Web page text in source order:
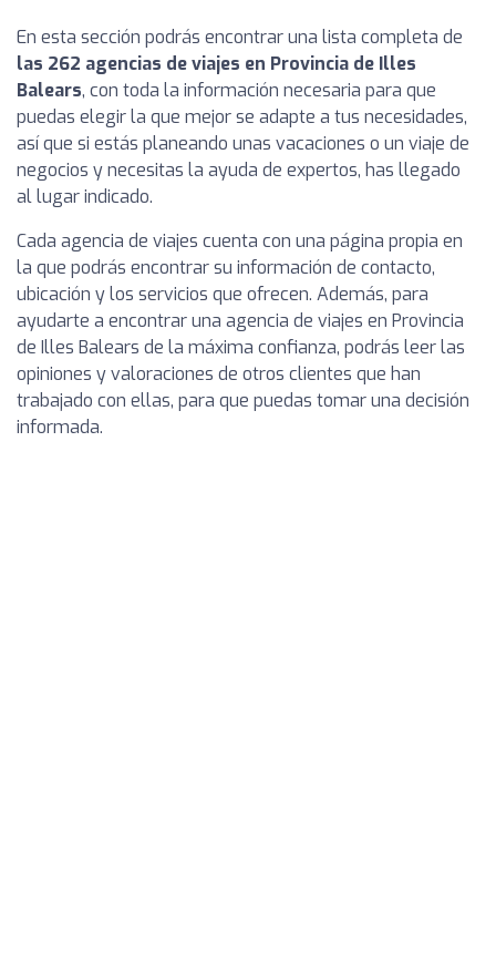
En esta sección podrás encontrar una lista completa de
las 262 agencias de viajes en Provincia de Illes
Balears, con toda la información necesaria para que
puedas elegir la que mejor se adapte a tus necesidades,
así que si estás planeando unas vacaciones o un viaje de
negocios y necesitas la ayuda de expertos, has llegado
al lugar indicado.
Cada agencia de viajes cuenta con una página propia en
la que podrás encontrar su información de contacto,
ubicación y los servicios que ofrecen. Además, para
ayudarte a encontrar una agencia de viajes en Provincia
de Illes Balears de la máxima confianza, podrás leer las
opiniones y valoraciones de otros clientes que han
trabajado con ellas, para que puedas tomar una decisión
informada.